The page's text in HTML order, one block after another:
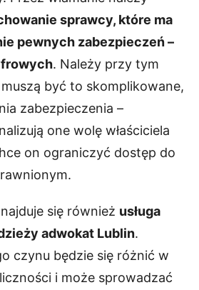
sprawcy, które ma
pewnych zabezpieczeń –
. Należy przy tym
być to skomplikowane,
zabezpieczenia –
one wolę właściciela
on ograniczyć dostęp do
się również usługa
adwokat Lublin.
czynu będzie się różnić w
i może sprowadzać